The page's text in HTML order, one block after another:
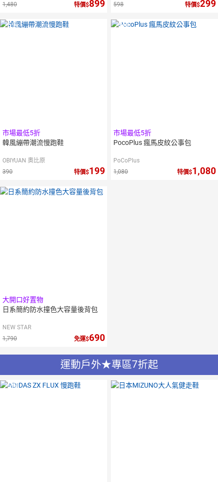
1,480 特價 899 598 特價 299
5倍
市場最低5折
韓風繃帶潮流慢跑鞋
OBIYUAN 奧比原
390
特價 199
5倍
市場最低5折
PocoPlus 瘋馬皮紋公事包
PoCoPlus
1,080
特價 1,080
大開口好置物
日系簡約防水撞色大容量後背包
NEW STAR
1,790
免運 690
運動戶外★專區7折起
5倍